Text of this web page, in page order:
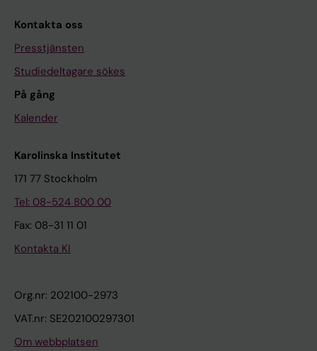
Kontakta oss
Presstjänsten
Studiedeltagare sökes
På gång
Kalender
Karolinska Institutet
171 77 Stockholm
Tel: 08-524 800 00
Fax: 08-31 11 01
Kontakta KI
Org.nr: 202100-2973
VAT.nr: SE202100297301
Om webbplatsen